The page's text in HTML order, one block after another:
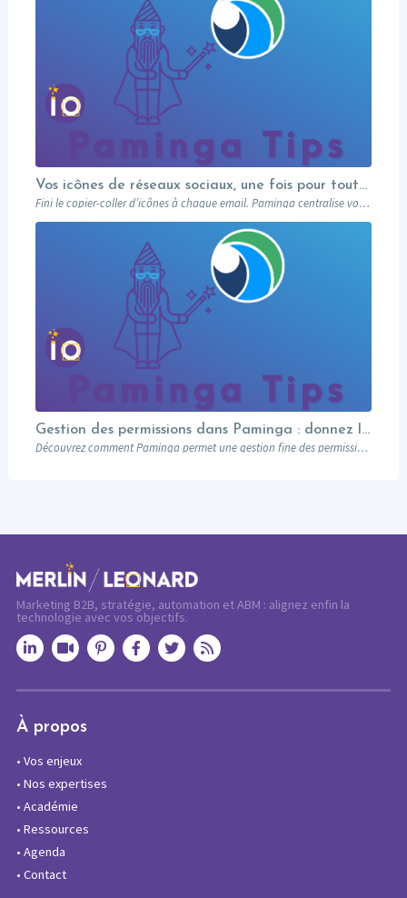
Vos icônes de réseaux sociaux, une fois pour toutes
Fini le copier-coller d’icônes à chaque email. Paminga centralise vos profils sociaux et les met à disposition de toute l’équipe via un élément dédié. Découvrez comment en 5 minutes.
Gestion des permissions dans Paminga : donnez les bons droits aux bonnes personnes
Découvrez comment Paminga permet une gestion fine des permissions : rôles, équipes, workspaces et contrôle au niveau des champs. Sécurisez votre marketing automation.
Marketing B2B, stratégie, automation et ABM : alignez enfin la
technologie avec vos objectifs.
À propos
• Vos enjeux
• Nos expertises
• Académie
• Ressources
• Agenda
• Contact